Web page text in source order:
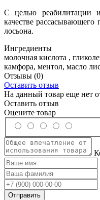
С целью реабилитации
качестве рассасывающего
лосьона.
Ингредиенты
молочная кислота ,
камфора, ментол, масло
Отзывы (0)
Оставить отзыв
На данный товар еще нет
Оставить отзыв
Оцените товар